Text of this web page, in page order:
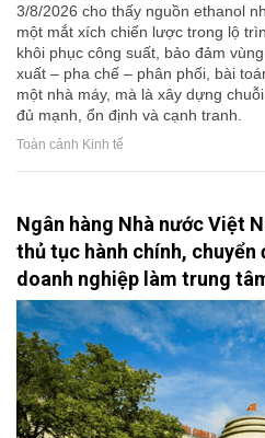
3/8/2026 cho thấy nguồn ethanol
một mắt xích chiến lược trong lộ
khôi phục công suất, bảo đảm
xuất – pha chế – phân phối, bài
một nhà máy, mà là xây dựng
đủ mạnh, ổn định và cạnh tranh.
Toàn cảnh Kinh tế
Ngân hàng Nhà nước Việt
thủ tục hành chính, chuyển
doanh nghiệp làm trung